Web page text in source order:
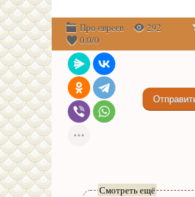
Про евреев
292
0.0/0
Смотреть ещё